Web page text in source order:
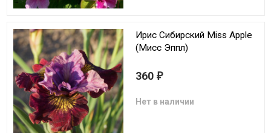
Ирис Сибирский Miss Apple
(Мисс Эппл)
360 ₽
Нет в наличии